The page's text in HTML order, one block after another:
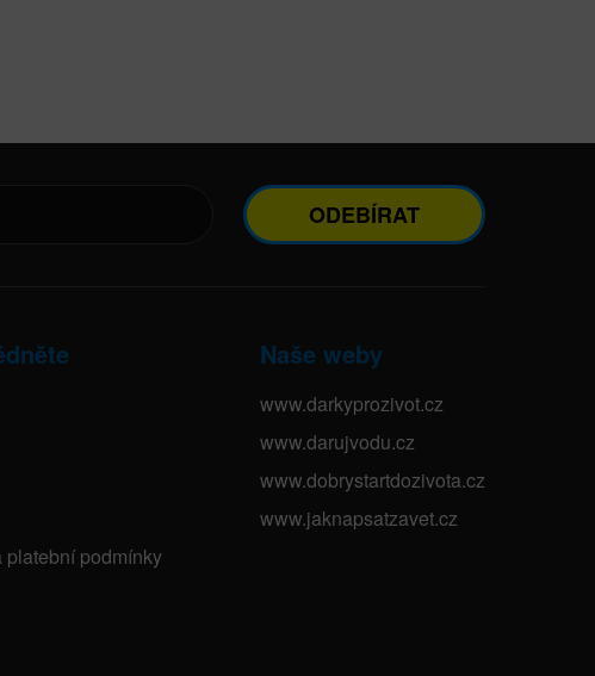
ODEBÍRAT
platební podmínky
Naše weby
www.darkyprozivot.cz
www.darujvodu.cz
www.dobrystartdozivota.cz
www.jaknapsatzavet.cz